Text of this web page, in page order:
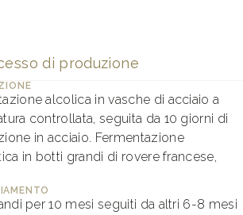
di produzione
alcolica in vasche di acciaio a
controllata, seguita da 10 giorni di
in acciaio. Fermentazione
in botti grandi di rovere francese,
per 10 mesi seguiti da altri 6-8 mesi